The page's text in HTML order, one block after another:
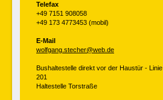
Telefax
+49 7151 908058
+49 173 4773453 (mobil)
E-Mail
wolfgang.stecher@web.de
Bushaltestelle direkt vor der Haustür - Linie
201
Haltestelle Torstraße